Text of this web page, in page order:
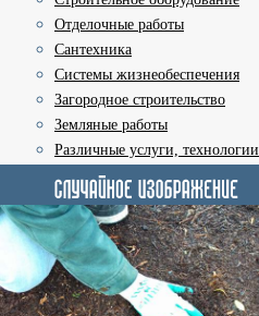
Отделочные работы
Сантехника
Системы жизнеобеспечения
Загородное строительство
Земляные работы
Различные услуги, технологии